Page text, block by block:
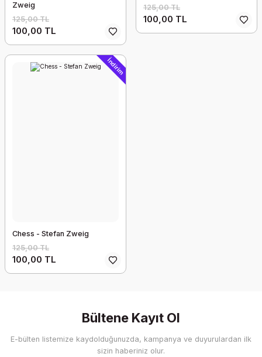
Zweig
125,00 TL
100,00 TL
125,00 TL
100,00 TL
İndirim
Chess - Stefan Zweig
125,00 TL
100,00 TL
Bültene Kayıt Ol
E-bülten listemize kaydolduğunuzda, kampanya ve duyurulardan ilk
sizin haberiniz olur.